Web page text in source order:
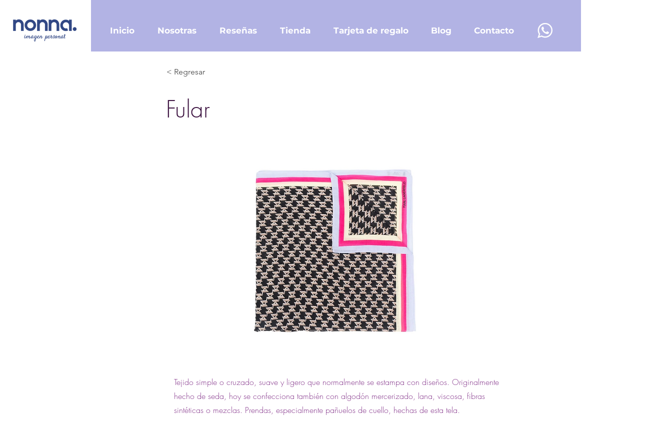
Inicio Nosotras Reseñas Tienda Tarjeta de regalo Blog Contacto
< Regresar
Fular
Tejido simple o cruzado, suave y ligero que normalmente se estampa con diseños. Originalmente
hecho de seda, hoy se confecciona también con algodón mercerizado, lana, viscosa, fibras
sintéticas o mezclas. Prendas, especialmente pañuelos de cuello, hechas de esta tela.